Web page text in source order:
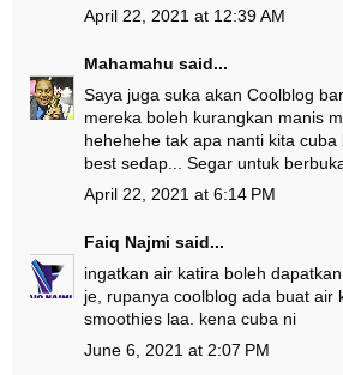
April 22, 2021 at 12:39 AM
Mahamahu said...
Saya juga suka akan Coolblog
mereka boleh kurangkan manis
hehehehe tak apa nanti kita cuba
best sedap... Segar untuk
April 22, 2021 at 6:14 PM
Faiq Najmi said...
ingatkan air katira boleh
je, rupanya coolblog ada buat air
smoothies laa. kena cuba ni
June 6, 2021 at 2:07 PM